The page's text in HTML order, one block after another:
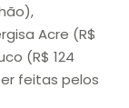
Acre (R$
(R$ 124
feitas pelos